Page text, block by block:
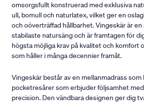
omsorgsfullt konstruerad med exklusiva
ull, bomull och naturlatex, vilket ger en
och oöverträffad hållbarhet. Vingeskär är en
stabilaste natursäng och är framtagen för
högsta möjliga krav på kvalitet och komfort
som håller i många decennier framåt.
Vingeskär består av en mellanmadrass som
pocketresårer som erbjuder följsamhet
precision. Den vändbara designen ger dig